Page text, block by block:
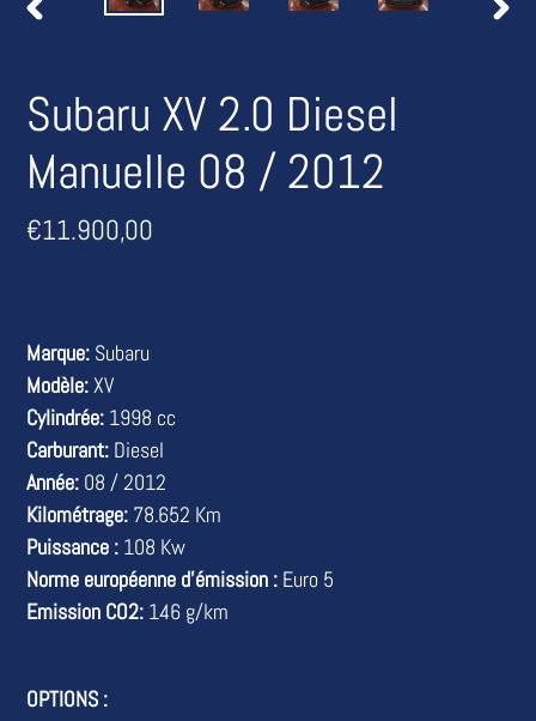
Subaru XV 2.0 Diesel
Manuelle 08 / 2012
Prix
€11.900,00
Marque: Subaru
Modèle:XV
Cylindrée: 1998 cc
Carburant: Diesel
Année: 08 / 2012
Kilométrage: 78.652 Km
Puissance : 108 Kw
Norme européenne d'émission : Euro 5
Emission CO2: 146 g/km
OPTIONS :